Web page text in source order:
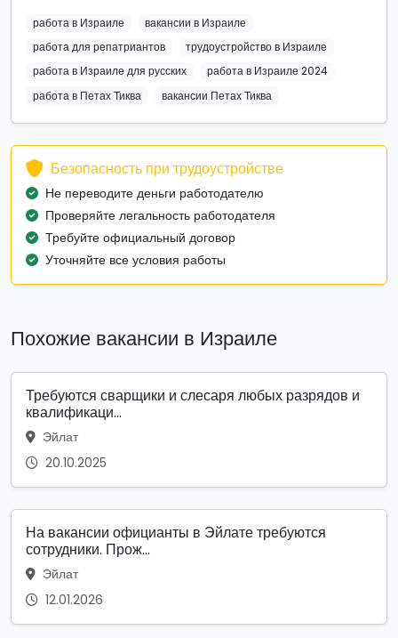
работа в Израиле
вакансии в Израиле
работа для репатриантов
трудоустройство в Израиле
работа в Израиле для русских
работа в Израиле 2024
работа в Петах Тиква
вакансии Петах Тиква
Безопасность при трудоустройстве
Не переводите деньги работодателю
Проверяйте легальность работодателя
Требуйте официальный договор
Уточняйте все условия работы
Похожие вакансии в Израиле
Требуются сварщики и слесаря любых разрядов и
квалификаци...
Эйлат
20.10.2025
На вакансии официанты в Эйлате требуются
сотрудники. Прож...
Эйлат
12.01.2026